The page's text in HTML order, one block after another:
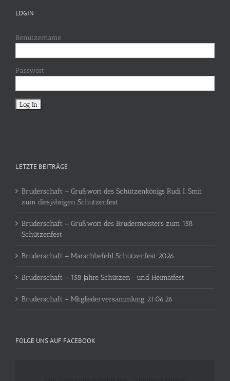
LOGIN
Benutzername
Passwort
LETZTE BEITRÄGE
Bruderschaft – Grußwort des Schützenkönigs Rudi I. Smit
zum diesjährigen Schützenfest
Bruderschaft – Grußwort des Brudermeisters zum 158
Schützenfest
Bruderschaft – Marschbefehl Schützenfest 2026
Bruderschaft – 158 Jahre Schützen- und Heimatfest
Bruderschaft – Mitgliederversammlung 21.06.26
FOLGE UNS AUF FACEBOOK